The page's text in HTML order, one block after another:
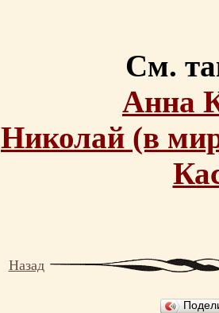
См.
Анна
Николай (в
Назад